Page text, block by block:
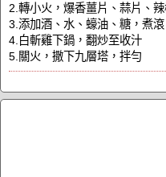
2.轉小火，爆香薑片、蒜片、
3.添加酒、水、蠔油、糖，煮
4.白斬雞下鍋，翻炒至收汁
5.關火，撒下九層塔，拌勻